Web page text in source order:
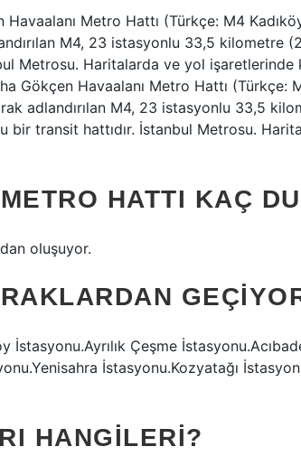
Metro Hattı (Türkçe: M4
M4, 23 istasyonlu 33,5 kilometre
Metrosu. Haritalarda ve yol
Gökçen Havaalanı Metro Hattı (Türkçe:
adlandırılan M4, 23 istasyonlu 33,5
bir transit hattıdır. İstanbul Metrosu.
HATTI KAÇ
oluşuyor.
İstasyonu.Ayrılık Çeşme
İstasyonu.Kozyatağı
HANGILERI?